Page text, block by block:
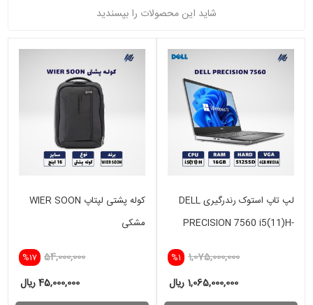
شاید این محصولات را بپسندید
لپ تاپ استوک رندرگیری DELL
PRECISION 7560 i5(11)H-
%1 1,075,000,000
1,065,000,000 ریال
کوله پشتی لپتاپ WIER SOON
مشکی
%17 54,000,000
45,000,000 ریال